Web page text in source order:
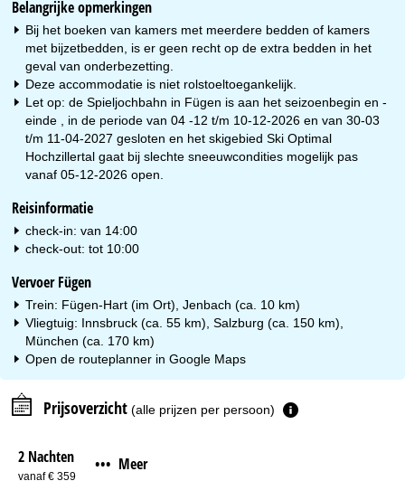
Belangrijke opmerkingen
Bij het boeken van kamers met meerdere bedden of kamers
met bijzetbedden, is er geen recht op de extra bedden in het
geval van onderbezetting.
Deze accommodatie is niet rolstoeltoegankelijk.
Let op: de Spieljochbahn in Fügen is aan het seizoenbegin en -
einde , in de periode van 04 -12 t/m 10-12-2026 en van 30-03
t/m 11-04-2027 gesloten en het skigebied Ski Optimal
Hochzillertal gaat bij slechte sneeuwcondities mogelijk pas
vanaf 05-12-2026 open.
Reisinformatie
check-in: van 14:00
check-out: tot 10:00
Vervoer Fügen
Trein: Fügen-Hart (im Ort), Jenbach (ca. 10 km)
Vliegtuig: Innsbruck (ca. 55 km), Salzburg (ca. 150 km),
München (ca. 170 km)
Open de routeplanner inGoogle Maps
Prijsoverzicht (alle prijzen per persoon)
2 Nachten
vanaf € 359
••• Meer